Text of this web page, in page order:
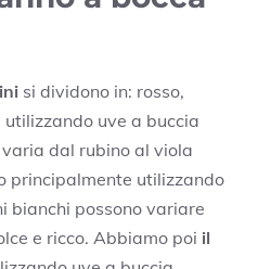
si dividono in: rosso,
uve a buccia
varia dal rubino al viola
principalmente utilizzando
bianchi possono variare
e ricco. Abbiamo poi il